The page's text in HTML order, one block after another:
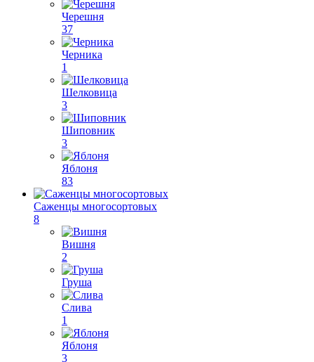
Черешня
37
Черника
1
Шелковица
3
Шиповник
3
Яблоня
83
Саженцы многосортовых
8
Вишня
2
Груша
Слива
1
Яблоня
3